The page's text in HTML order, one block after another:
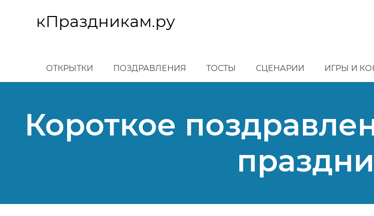
основномукПраздникам.ру
ОТКРЫТКИ ПОЗДРАВЛЕНИЯ ТОСТЫ СЦЕНАРИИ ИГРЫ И
Короткое